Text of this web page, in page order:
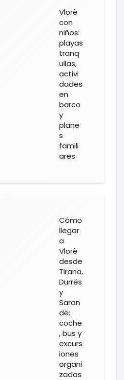
Vlorë
con
niños:
playas
tranq
uilas,
activi
dades
en
barco
y
plane
s
famili
ares
Cómo
llegar
a
Vlorë
desde
Tirana,
Durrës
y
Saran
dë:
coche
, bus y
excurs
iones
organi
zadas